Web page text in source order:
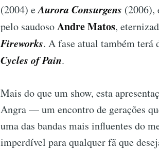
(2004) eAurora Consurgens (2006),
pelo saudosoAndre Matos,
Fireworks. A fase atual também terá
Cycles of Pain.
Mais do que um show, esta
Angra — um encontro de gerações
uma das bandas mais influentes do
imperdível para qualquer fã que